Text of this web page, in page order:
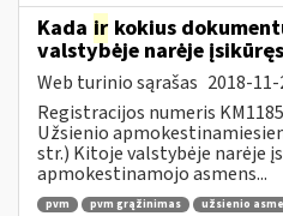
Kada ir kokius
valstybėje narėje
Web turinio sąrašas 2018-
Registracijos numeris
Užsienio
str.) Kitoje valstybėje narėje
apmokestinamojo asmens...
pvm pvm grąžinimas
užsienio